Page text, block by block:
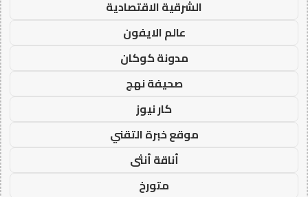
الشرقية الاقتصادية
عالم الايفون
مدونة كوكان
صحيفة نهج
كار نيوز
موقع خبرة التقني
أناقة أنثى
متورخ